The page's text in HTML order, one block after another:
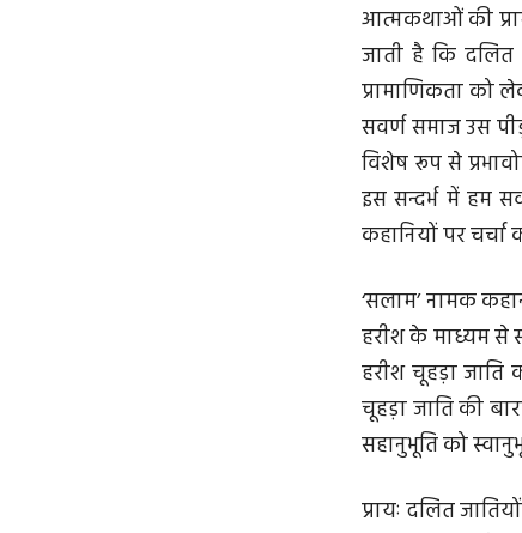
आत्मकथाओं की
जाती है कि दलित
प्रामाणिकता को
सवर्ण समाज उस
विशेष रूप से
इस सन्दर्भ में हम
कहानियों पर चर्चा
‘सलाम’ नामक
हरीश के माध्यम से
हरीश चूहड़ा
चूहड़ा जाति की
सहानुभू‌ति को
प्रायः दलित